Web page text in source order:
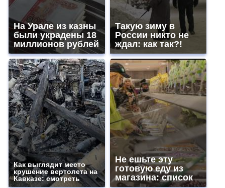
На Урале из казны
были украдены 18
миллионов рублей
Такую зиму в
России никто не
ждал: как так?!
Как выглядит место
крушение вертолета на
Кавказе: смотреть
Не ешьте эту
готовую еду из
магазина: список